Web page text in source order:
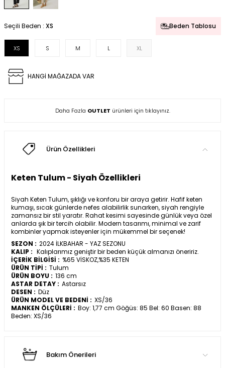
Seçili Beden : XS Beden Tablosu
XS S M L XL
HANGİ MAĞAZADA VAR
Daha Fazla OUTLET ürünleri için tıklayınız.
Ürün Özellikleri
Keten Tulum - Siyah Özellikleri
Siyah Keten Tulum, şıklığı ve konforu bir araya getirir. Hafif keten
kumaşı, sıcak günlerde nefes alabilirlik sunarken, siyah rengiyle
zamansız bir stil yaratır. Rahat kesimi sayesinde günlük veya özel
anlarda şık bir tercih olabilir. Modern tasarımı, minimal ve zarif
kombinler yapmak isteyenler için mükemmel bir seçenek!
SEZON : 2024 İLKBAHAR - YAZ SEZONU
KALIP : Kalıplarımız geniştir bir beden küçük almanızı öneririz.
İÇERİK BİLGİSİ : %65 VİSKOZ,%35 KETEN
ÜRÜN TİPİ : Tulum
ÜRÜN BOYU : 136 cm
ASTAR DETAY : Astarsız
DESEN : Düz
ÜRÜN MODEL VE BEDENİ : XS/36
MANKEN ÖLÇÜLERİ : Boy: 1,77 cm Göğüs: 85 Bel: 60 Basen: 88
Beden: XS/36
Bakım Önerileri